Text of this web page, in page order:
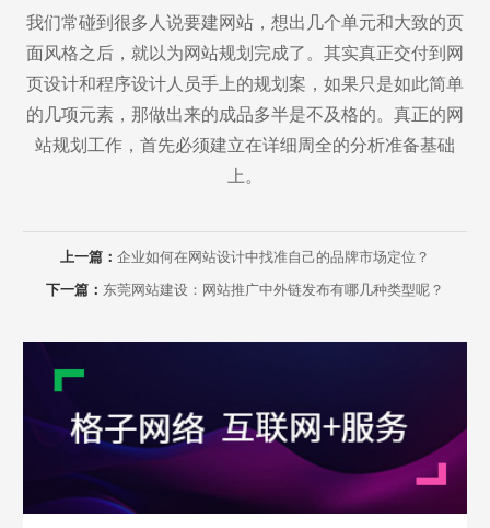
我们常碰到很多人说要建网站，想出几个单元和大致的页
面风格之后，就以为网站规划完成了。其实真正交付到网
页设计和程序设计人员手上的规划案，如果只是如此简单
的几项元素，那做出来的成品多半是不及格的。真正的网
站规划工作，首先必须建立在详细周全的分析准备基础
上。
上一篇： 企业如何在网站设计中找准自己的品牌市场定位？
下一篇： 东莞网站建设：网站推广中外链发布有哪几种类型呢？
不怕就请留下您的需求及联系方式，我们会第一时间送上问候的。